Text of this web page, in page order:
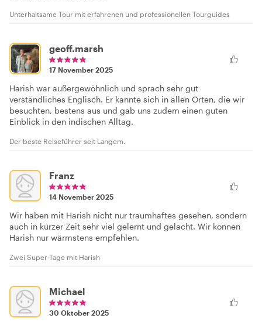
Unterhaltsame Tour mit erfahrenen und professionellen Tourguides
geoff.marsh
17 November 2025
Harish war außergewöhnlich und sprach sehr gut
verständliches Englisch. Er kannte sich in allen Orten, die wir
besuchten, bestens aus und gab uns zudem einen guten
Einblick in den indischen Alltag.
Der beste Reiseführer seit Langem.
Franz
14 November 2025
Wir haben mit Harish nicht nur traumhaftes gesehen, sondern
auch in kurzer Zeit sehr viel gelernt und gelacht. Wir können
Harish nur wärmstens empfehlen.
Zwei Super-Tage mit Harish
Michael
30 Oktober 2025